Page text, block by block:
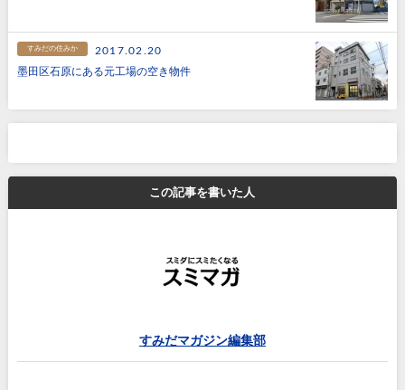
すみだの住みか
2017.02.20
墨田区石原にある元工場の空き物件
この記事を書いた人
すみだマガジン編集部